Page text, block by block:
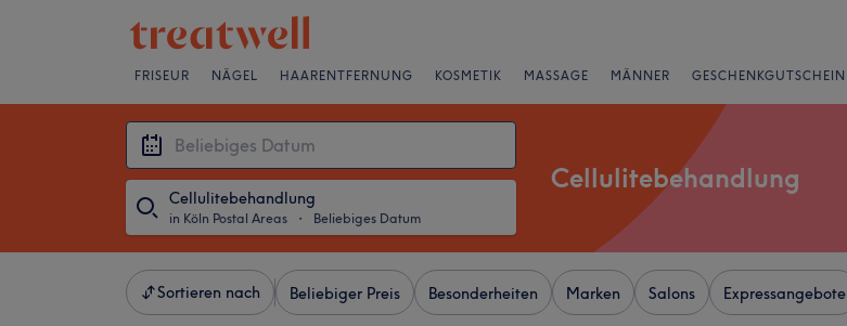
FRISEUR NÄGEL HAARENTFERNUNG KOSMETIK MASSAGE MÄNNER GESCHENKGUTSCHEIN
Cellulitebehandlung
in Köln Postal Areas ・ Beliebiges Datum
Cellulitebehandlung
Sortieren nach Beliebiger Preis Besonderheiten Marken Salons Expressangebote